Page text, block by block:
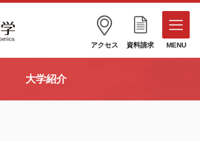
アクセス 資料請求 MENU
大学紹介